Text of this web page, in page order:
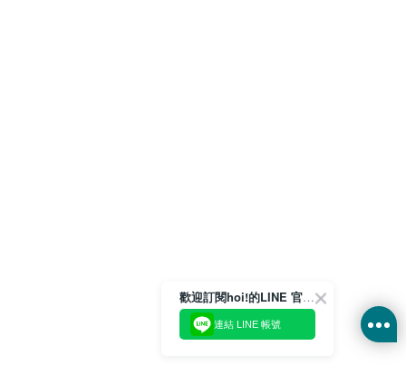
歡迎訂閱hoi!的LINE 官方帳號
連結 LINE 帳號